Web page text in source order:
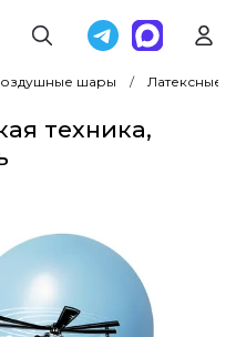
шары Латексные
техника,